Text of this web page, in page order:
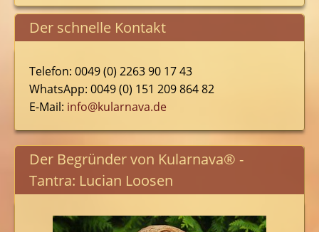
Der schnelle Kontakt
Telefon: 0049 (0) 2263 90 17 43
WhatsApp: 0049 (0) 151 209 864 82
E-Mail: info@kularnava.de
Der Begründer von Kularnava® -
Tantra: Lucian Loosen